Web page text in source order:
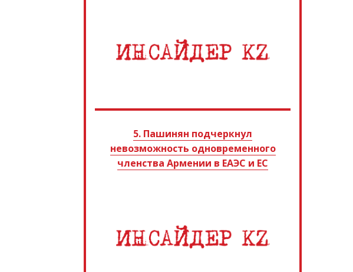
5. Пашинян подчеркнул
невозможность одновременного
членства Армении в ЕАЭС и ЕС